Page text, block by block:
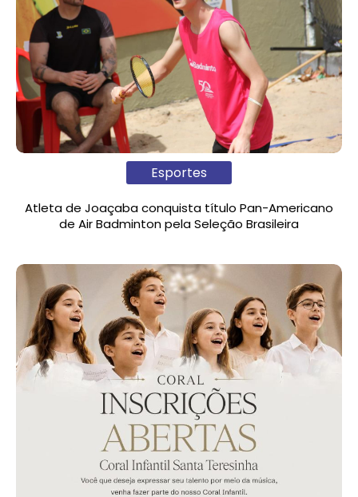
Esportes
Atleta de Joaçaba conquista título Pan-Americano
de Air Badminton pela Seleção Brasileira